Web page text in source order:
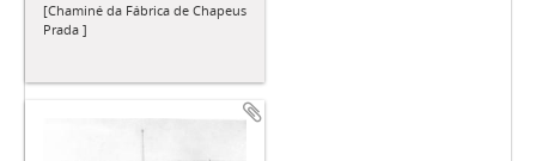
[Chaminé da Fábrica de Chapeus
Prada ]